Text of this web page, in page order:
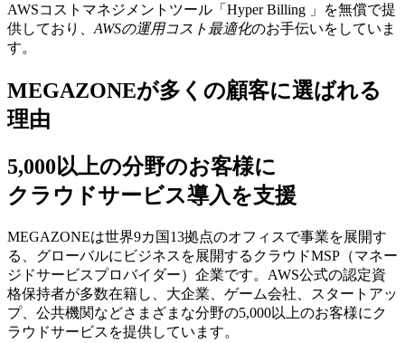
AWSコストマネジメントツール「Hyper Billing 」を無償で提
供しており、 AWSの運⽤コスト最適化のお⼿伝いをしていま
す。
MEGAZONEが多くの顧客に選ばれる
理由
5,000以上の分野のお客様に
クラウドサービス導入を支援
MEGAZONEは世界9カ国13拠点のオフィスで事業を展開す
る、グローバルにビジネスを展開するクラウドMSP（マネー
ジドサービスプロバイダー）企業です。AWS公式の認定資
格保持者が多数在籍し、⼤企業、ゲーム会社、スタートアッ
プ、公共機関などさまざまな分野の5,000以上のお客様にク
ラウドサービスを提供しています。